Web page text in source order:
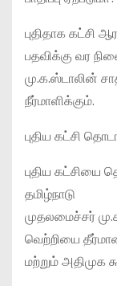
புதிதாக கட்சி
பதவிக்கு வர
மு.க.ஸ்டாலின்
நீர்மாளிக்கும்.
புதிய கட்சி
புதிய கட்சியை
தமிழ்நாடு
முதலமைச்சர்
வெற்றியை
மற்றும் அதிமுக